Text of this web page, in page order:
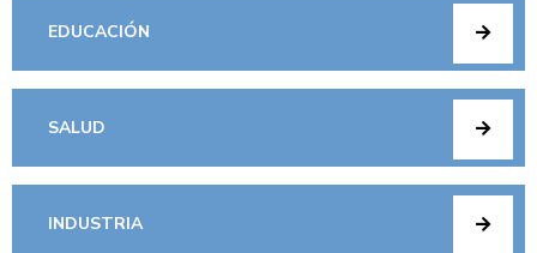
EDUCACIÓN
SALUD
INDUSTRIA